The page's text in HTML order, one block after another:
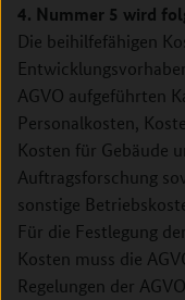
4. Nummer 5 wird
Die beihilfefähigen
AGVO aufgeführten
Personalkosten,
Kosten für Gebäude
Auftragsforschung
sonstige
Für die Festlegung
Kosten muss die
Regelungen der